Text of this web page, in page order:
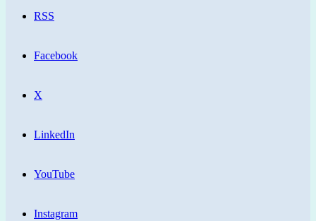
RSS
Facebook
X
LinkedIn
YouTube
Instagram